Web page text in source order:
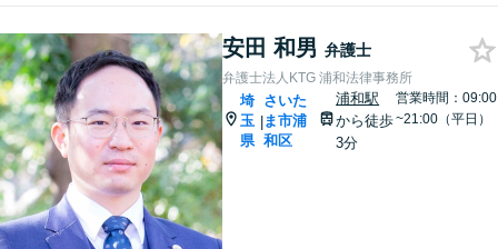
安田 和男 弁護士
弁護士法人KTG 浦和法律事務所
埼
玉
県
|
さいた
ま市浦
和区
浦和駅
から徒歩
3分
営業時間：09:00
~21:00（平日）